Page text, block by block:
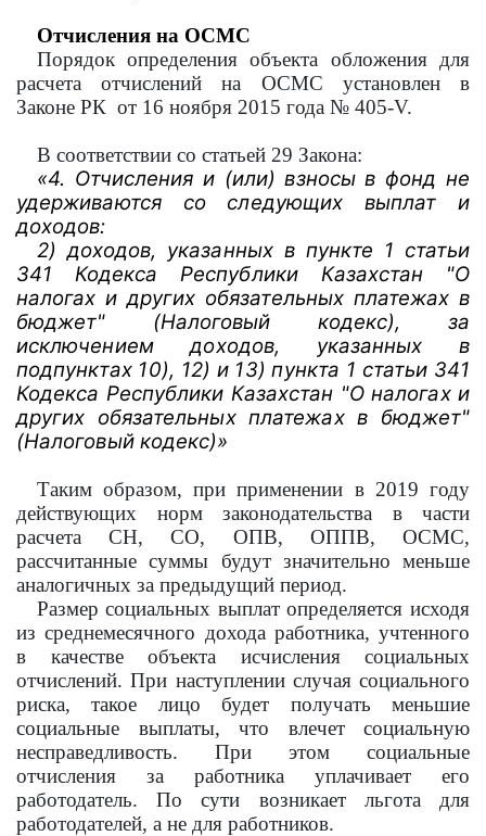
Отчисления на ОСМС
Порядок определения объекта обложения для
расчета отчислений на ОСМС установлен в
Законе РК от 16 ноября 2015 года № 405-V.
В соответствии со статьей 29 Закона:
«4. Отчисления и (или) взносы в фонд не
удерживаются со следующих выплат и
доходов:
2) доходов, указанных в пункте 1 статьи
341 Кодекса Республики Казахстан "О
налогах и других обязательных платежах в
бюджет" (Налоговый кодекс), за
исключением доходов, указанных в
подпунктах 10), 12) и 13) пункта 1 статьи 341
Кодекса Республики Казахстан "О налогах и
других обязательных платежах в бюджет"
(Налоговый кодекс)»
Таким образом, при применении в 2019 году
действующих норм законодательства в части
расчета СН, СО, ОПВ, ОППВ, ОСМС,
рассчитанные суммы будут значительно меньше
аналогичных за предыдущий период.
Размер социальных выплат определяется исходя
из среднемесячного дохода работника, учтенного
в качестве объекта исчисления социальных
отчислений. При наступлении случая социального
риска, такое лицо будет получать меньшие
социальные выплаты, что влечет социальную
несправедливость. При этом социальные
отчисления за работника уплачивает его
работодатель. По сути возникает льгота для
работодателей, а не для работников.